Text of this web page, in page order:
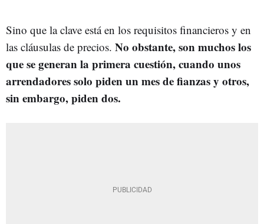
Sino que la clave está en los requisitos financieros y en
las cláusulas de precios. No obstante, son muchos los
que se generan la primera cuestión, cuando unos
arrendadores solo piden un mes de fianzas y otros,
sin embargo, piden dos.